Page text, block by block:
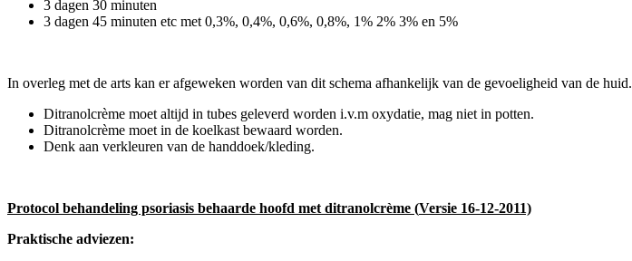
3 dagen 30 minuten
3 dagen 45 minuten etc met 0,3%, 0,4%, 0,6%, 0,8%, 1% 2% 3% en 5%
In overleg met de arts kan er afgeweken worden van dit schema afhankelijk van de gevoeligheid van de huid.
Ditranolcrème moet altijd in tubes geleverd worden i.v.m oxydatie, mag niet in potten.
Ditranolcrème moet in de koelkast bewaard worden.
Denk aan verkleuren van de handdoek/kleding.
Protocol behandeling psoriasis behaarde hoofd met ditranolcrème (Versie 16-12-2011)
Praktische adviezen: